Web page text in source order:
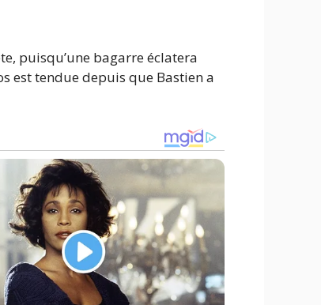
puisqu’une bagarre éclatera
est tendue depuis que Bastien a